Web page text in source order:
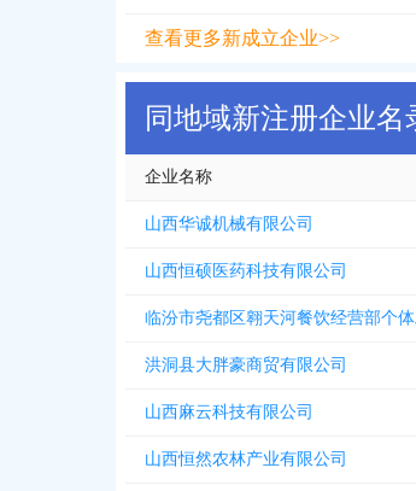
查看更多新成立企业>>
同地域新注册企业名
企业名称
山西华诚机械有限公司
山西恒硕医药科技有限公司
临汾市尧都区翱天河餐饮经营部个
洪洞县大胖豪商贸有限公司
山西麻云科技有限公司
山西恒然农林产业有限公司